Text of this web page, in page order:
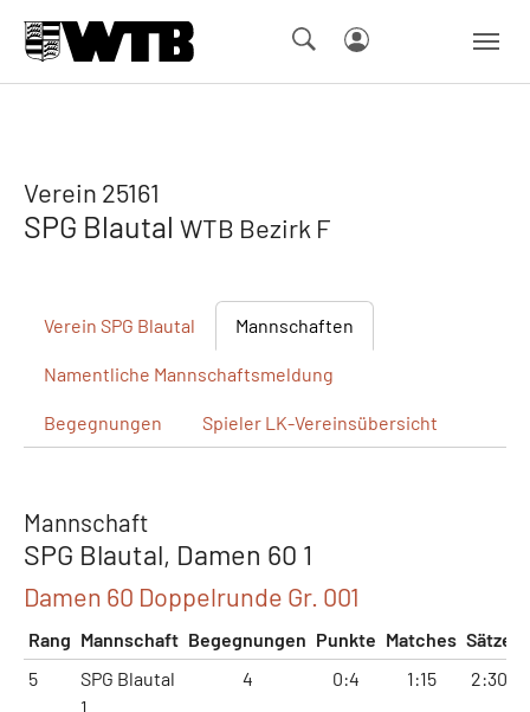
Verein 25161
SPG Blautal WTB Bezirk F
Verein SPG Blautal Mannschaften
Namentliche Mannschaftsmeldung
Begegnungen Spieler LK-Vereinsübersicht
Mannschaft
SPG Blautal, Damen 60 1
Damen 60 Doppelrunde Gr. 001
Rang Mannschaft Begegnungen Punkte Matches Sätze
5
SPG Blautal
1
4 0:4 1:15 2:30